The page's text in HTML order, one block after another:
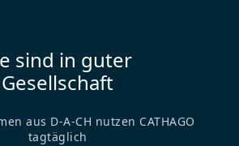
sind in guter
Gesellschaft
aus D-A-CH nutzen CATHAGO
tagtäglich